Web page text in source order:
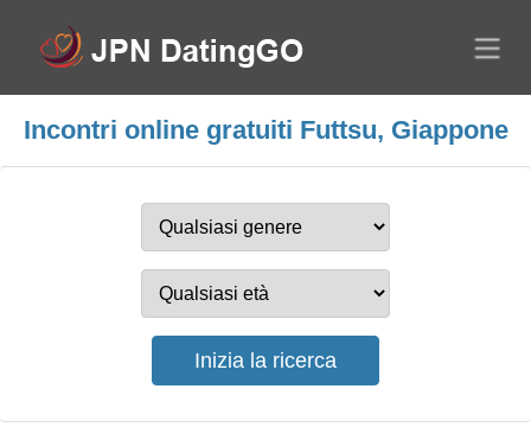
Incontri online gratuiti Futtsu, Giappone